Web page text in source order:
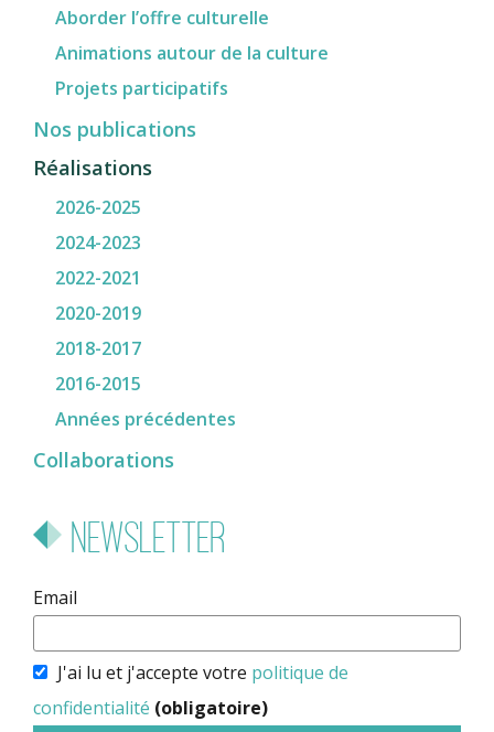
Aborder l’offre culturelle
Animations autour de la culture
Projets participatifs
Nos publications
Réalisations
2026-2025
2024-2023
2022-2021
2020-2019
2018-2017
2016-2015
Années précédentes
Collaborations
Newsletter
Email
J'ai lu et j'accepte votre politique de
confidentialité (obligatoire)